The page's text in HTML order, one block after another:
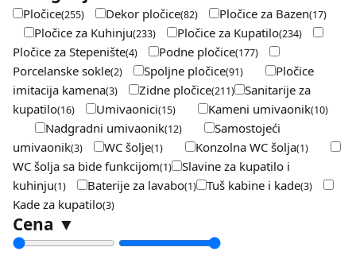
Pločice(255) Dekor pločice(82) Pločice za Bazen(17)
Pločice za Kuhinju(233) Pločice za Kupatilo(234)
Pločice za Stepenište(4) Podne pločice(177)
Porcelanske sokle(2) Spoljne pločice(91)
Pločice
imitacija kamena(3) Zidne pločice(211)
Sanitarije za
kupatilo(16) Umivaonici(15) Kameni umivaonik(10)
Nadgradni umivaonik(12)
Samostojeći
umivaonik(3) WC šolje(1) Konzolna WC šolja(1)
WC šolja sa bide funkcijom(1)
Slavine za kupatilo i
kuhinju(1) Baterije za lavabo(1) Tuš kabine i kade(3)
Kade za kupatilo(3)
Cena ▼